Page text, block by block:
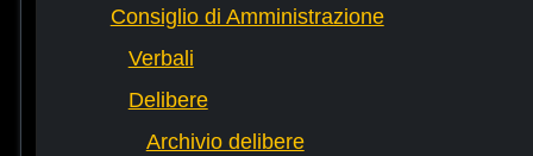
Consiglio di Amministrazione
Verbali
Delibere
Archivio delibere